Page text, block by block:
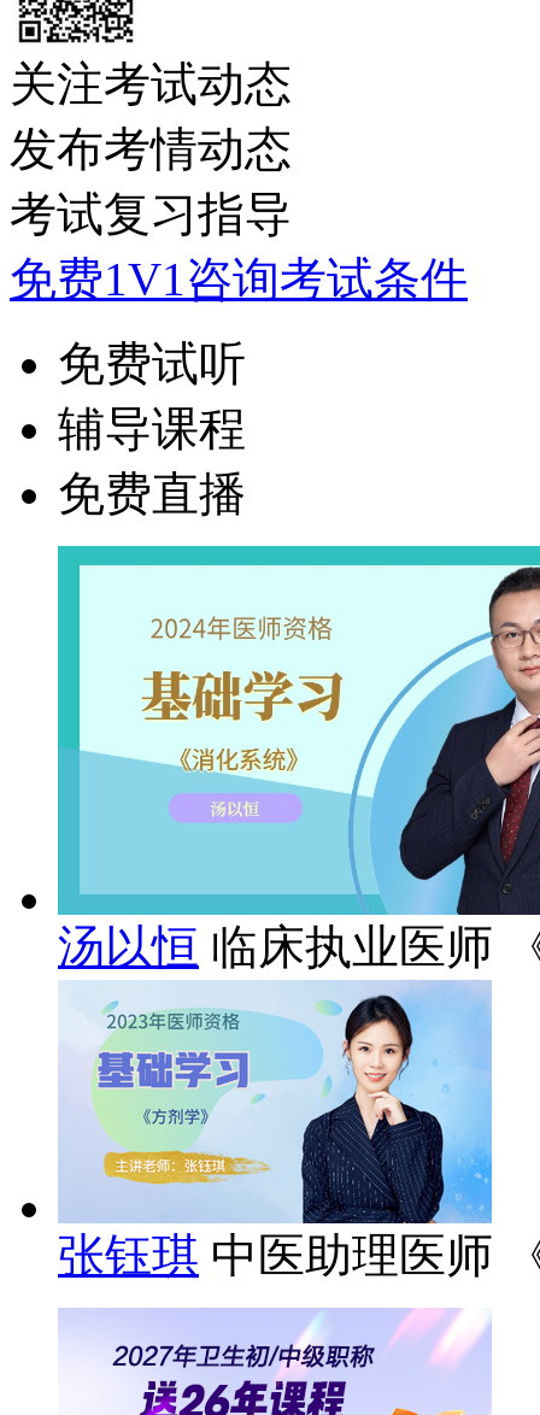
关注考试动态
发布考情动态
考试复习指导
免费1V1咨询考试条件
免费试听
辅导课程
免费直播
汤以恒 临床执业医师
张钰琪 中医助理医师